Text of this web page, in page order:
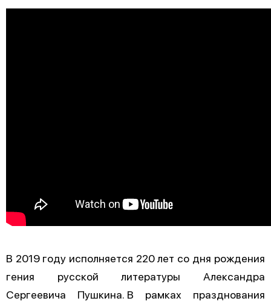
В 2019 году исполняется 220 лет со дня рождения
гения русской литературы Александра
Сергеевича Пушкина. В рамках празднования